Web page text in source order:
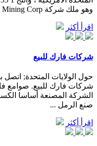
وهو ملك شركة Newmont Mining Corp ، ويشمل كلا من ...
اقرأ أكثر
شركات فارك للبيع
حول الولايات المتحدة;
شركات فارك للبيع. صوامع
الشركة المصنعة أساسا
صنع الرمل ...
اقرأ أكثر